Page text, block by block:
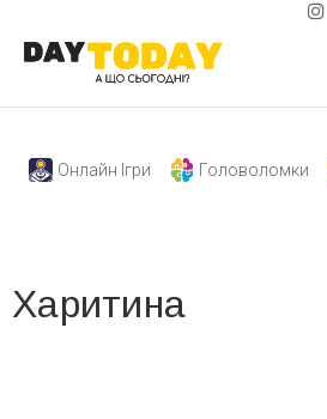
Онлайн Ігри Головоломки
Харитина